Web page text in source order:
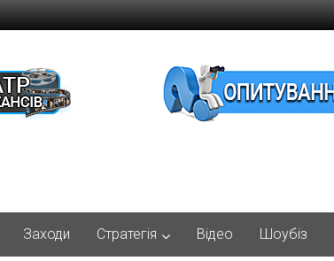
Заходи Стратегія Відео Шоубіз